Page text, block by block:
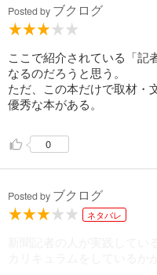
Posted by ブクログ
ここで紹介されている「記
なるのだろうと思う。
ただ、この本だけで取材・
優秀な本がある。
0
Posted by ブクログ
ネタバレ